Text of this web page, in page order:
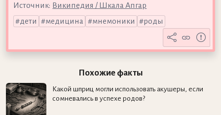
Источник: Википедия / Шкала Апгар
дети
медицина мнемоники роды
Похожие факты
Какой шприц могли использовать акушеры, если
сомневались в успехе родов?